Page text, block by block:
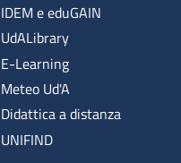
IDEM e eduGAIN
UdALibrary
E-Learning
Meteo Ud'A
Didattica a distanza
UNIFIND